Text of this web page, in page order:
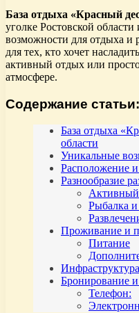
База отдыха «Красный
уголке Ростовской
возможности для отдыха и
для тех, кто хочет
активный отдых или
атмосфере.
Содержание статьи:
База отдыха
области
Уникальные
Расположение
Разнообразие
Активный
Рыбалка и
Проживание и
Питание
Бронирование
Телефон: